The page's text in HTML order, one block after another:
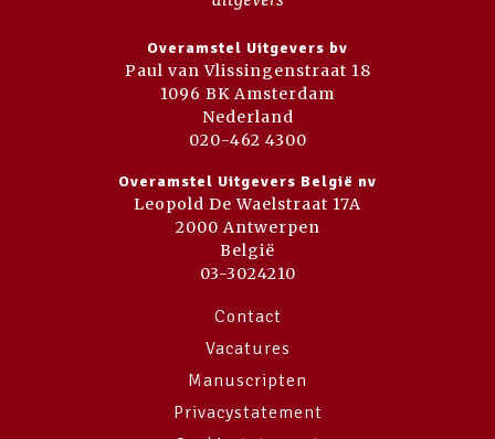
Overamstel Uitgevers bv
Paul van Vlissingenstraat 18
1096 BK Amsterdam
Nederland
020-462 4300
Overamstel Uitgevers België nv
Leopold De Waelstraat 17A
2000 Antwerpen
België
03-3024210
Contact
Vacatures
Manuscripten
Privacystatement